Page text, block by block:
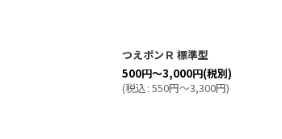
つえポンＲ 標準型
500円～3,000円(税別)
(税込: 550円～3,300円)